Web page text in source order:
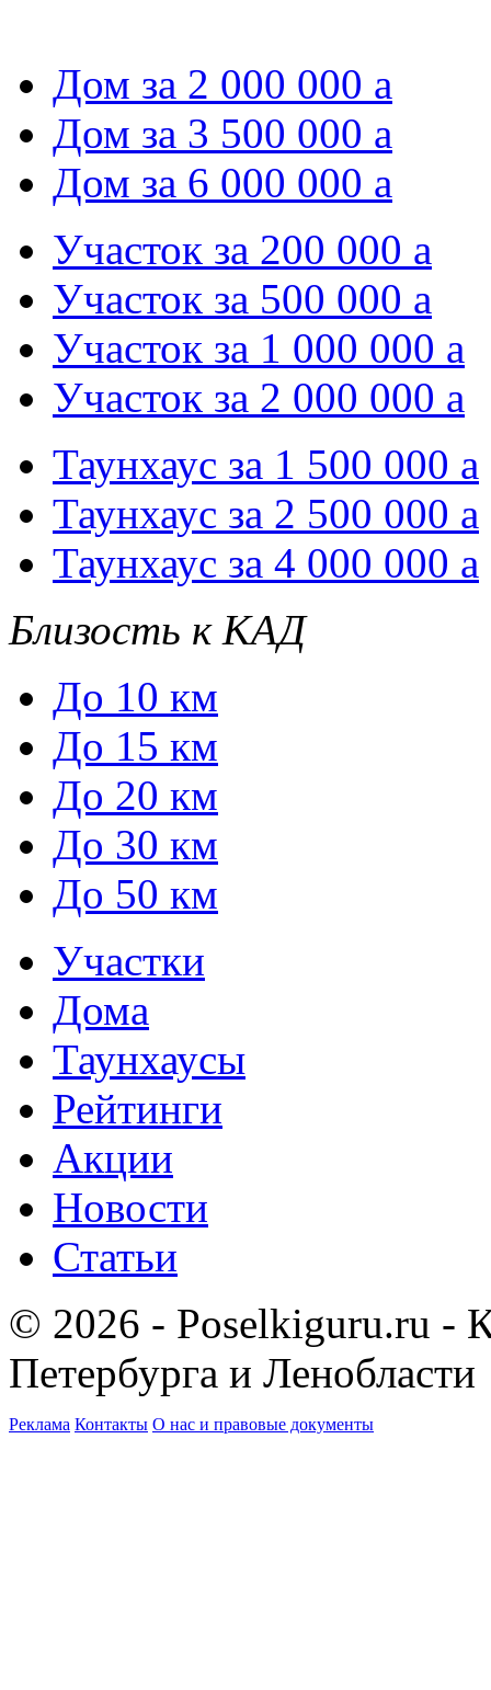
Дом за 2 000 000 a
Дом за 3 500 000 a
Дом за 6 000 000 a
Участок за 200 000 a
Участок за 500 000 a
Участок за 1 000 000 a
Участок за 2 000 000 a
Таунхаус за 1 500 000 a
Таунхаус за 2 500 000 a
Таунхаус за 4 000 000 a
Близость к КАД
До 10 км
До 15 км
До 20 км
До 30 км
До 50 км
Участки
Дома
Таунхаусы
Рейтинги
Акции
Новости
Статьи
© 2026 - Poselkiguru.ru -
Петербурга и Ленобласти
Реклама Контакты О нас и правовые документы